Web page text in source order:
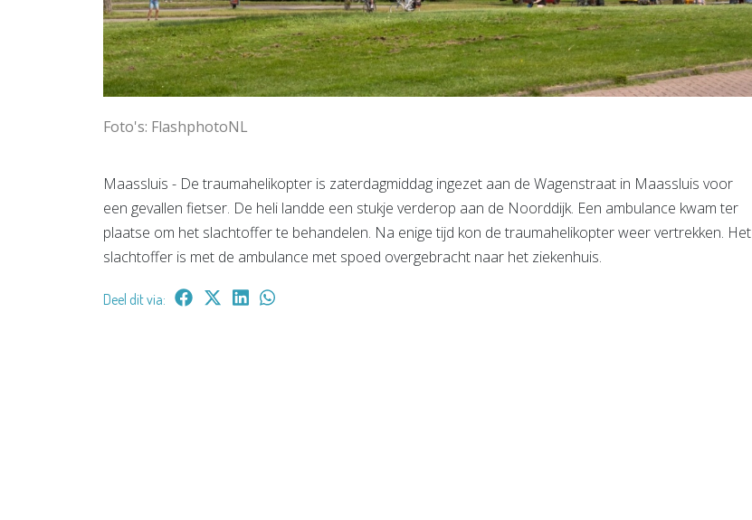
Foto's: FlashphotoNL
Maassluis - De traumahelikopter is zaterdagmiddag ingezet aan de Wagenstraat in Maassluis voor
een gevallen fietser. De heli landde een stukje verderop aan de Noorddijk. Een ambulance kwam ter
plaatse om het slachtoffer te behandelen. Na enige tijd kon de traumahelikopter weer vertrekken. Het
slachtoffer is met de ambulance met spoed overgebracht naar het ziekenhuis.
Deel dit via: